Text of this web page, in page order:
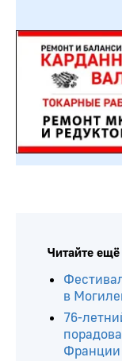
Читайте ещё
в
76-
Франции